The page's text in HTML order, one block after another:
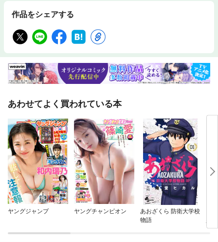
作品をシェアする
あわせてよく買われている本
ヤングジャンプ ヤングチャンピオン
あおざくら 防衛大学校
物語